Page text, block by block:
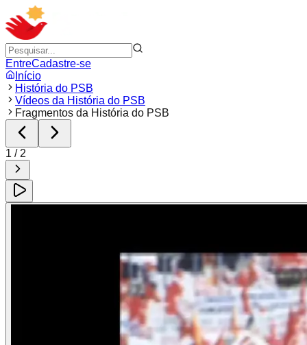
EntreCadastre-se
Início
História do PSB
Vídeos da História do PSB
Fragmentos da História do PSB
1 / 2